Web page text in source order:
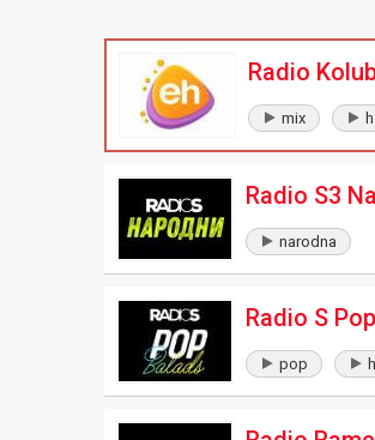
Radio
mix
Radio S3
narodna
Radio S
pop